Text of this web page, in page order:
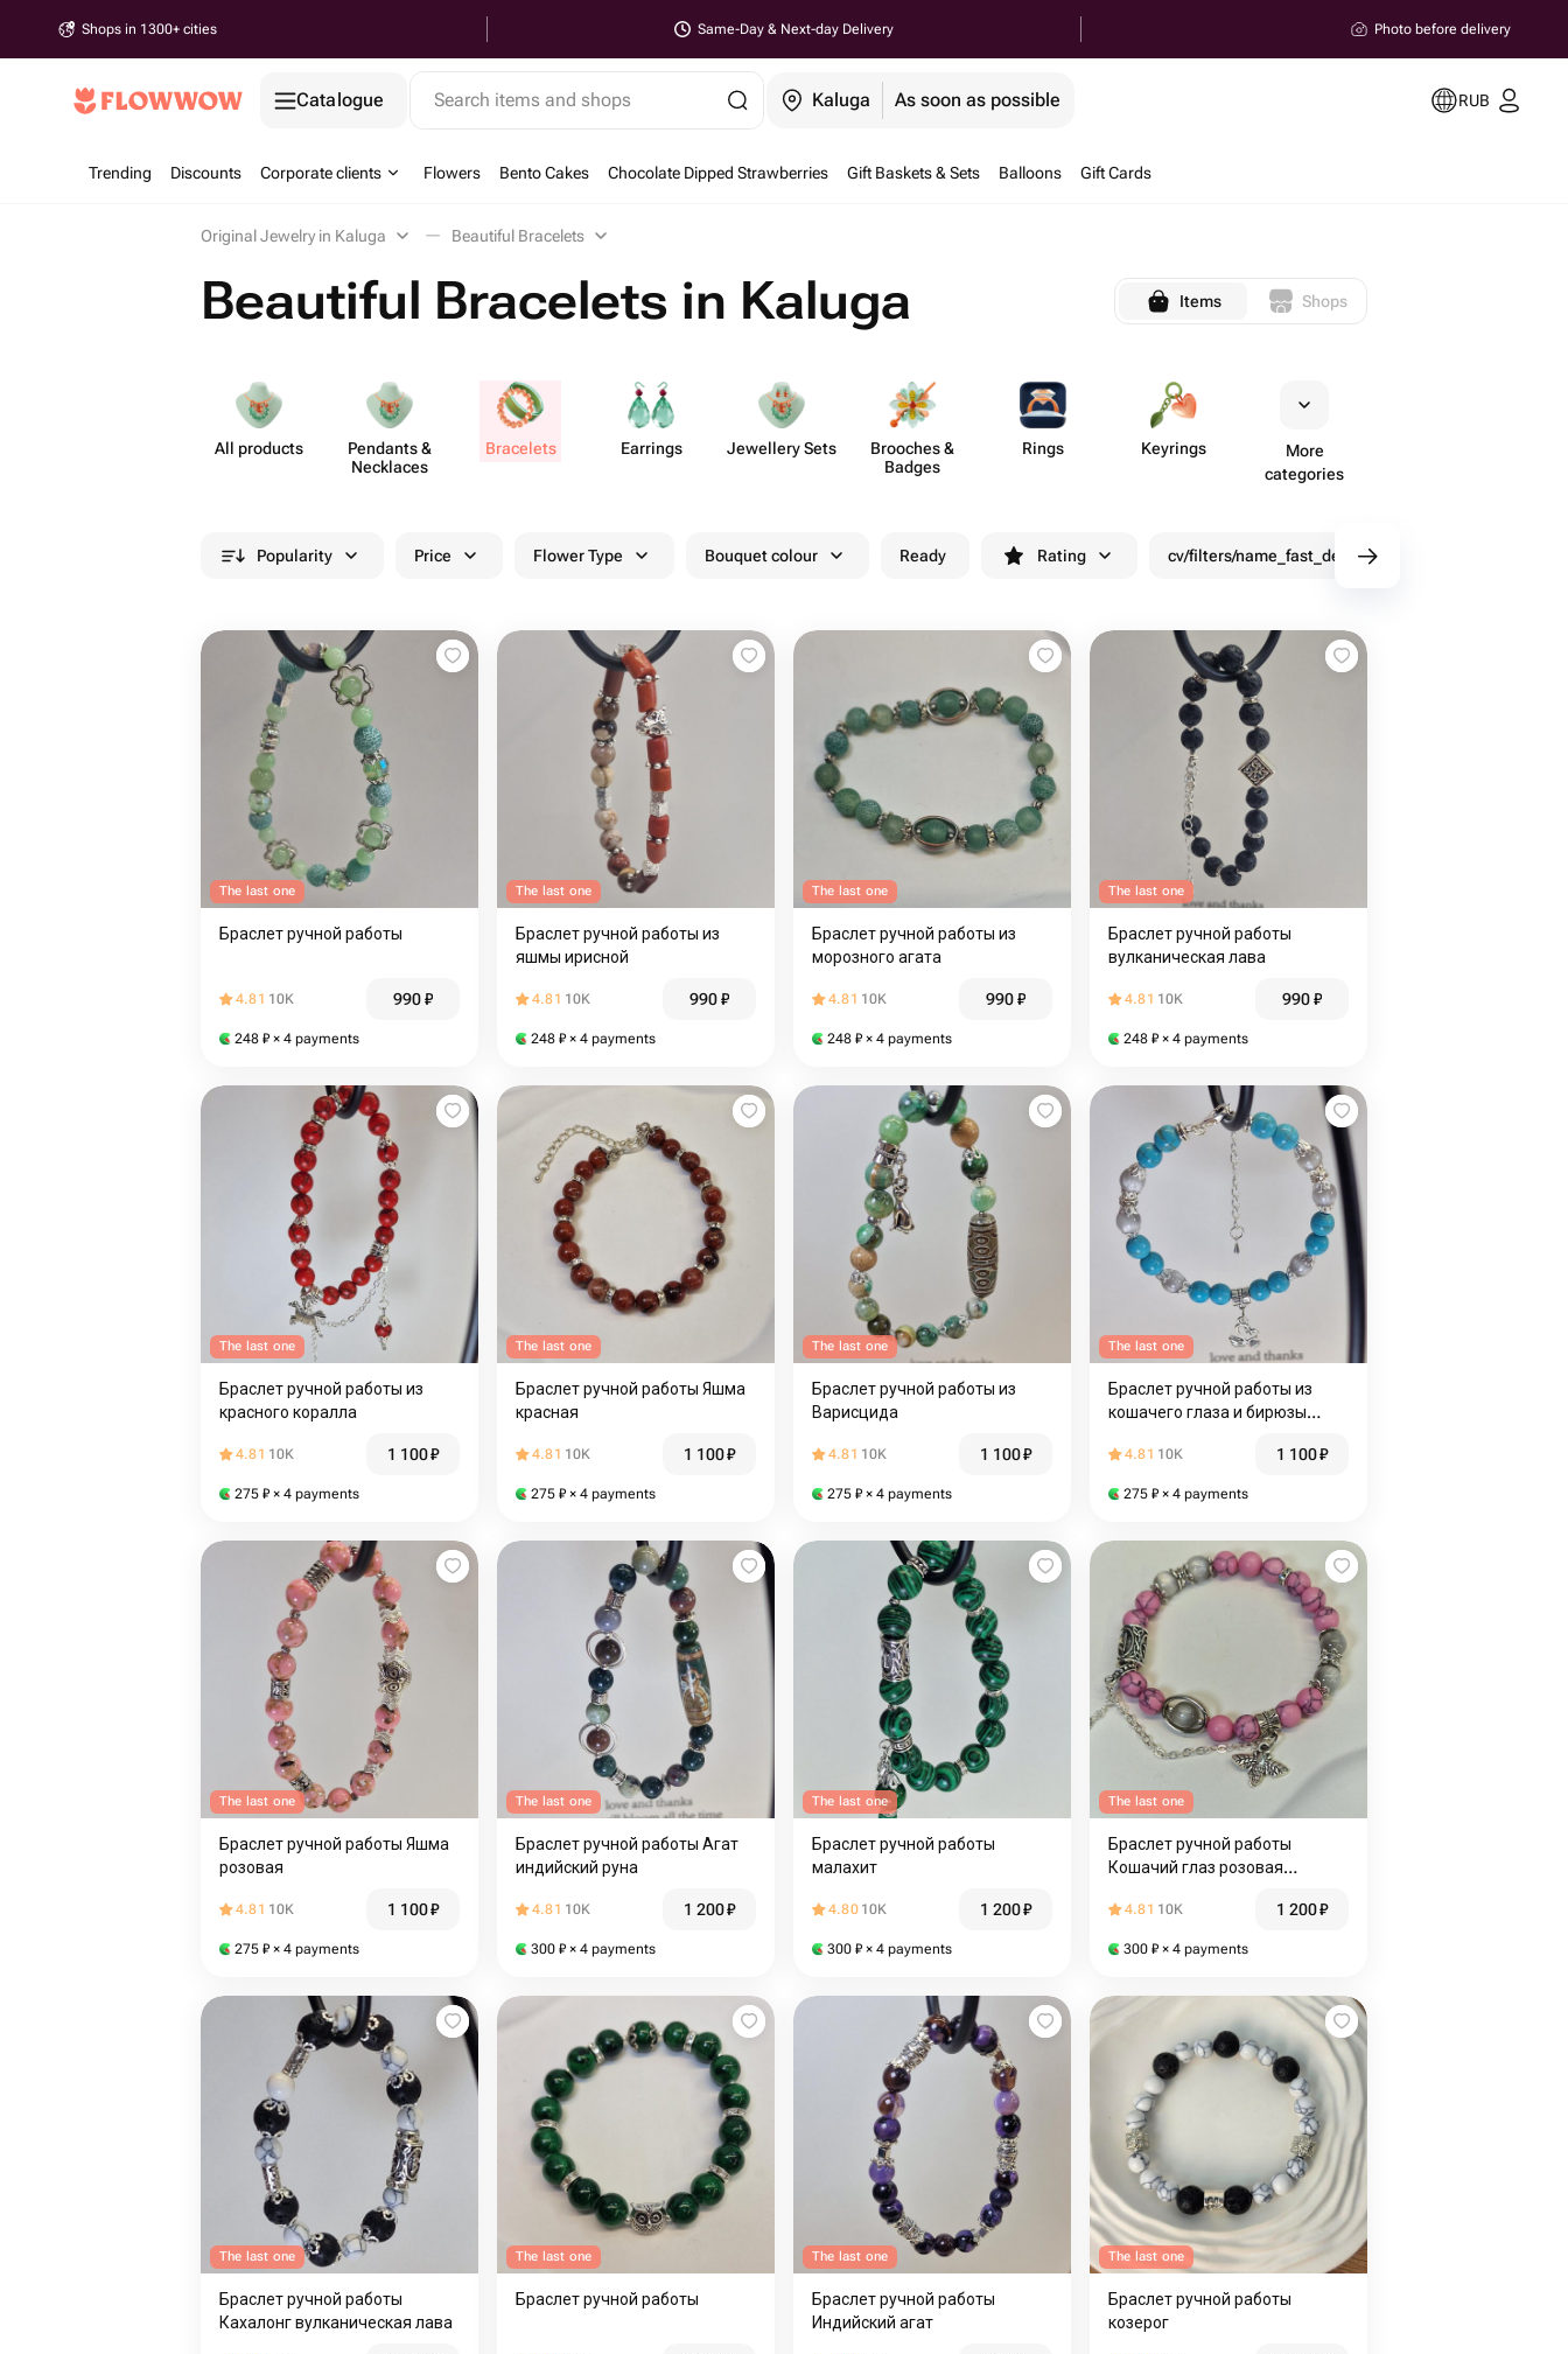
Shops in 1300+ cities Same-Day & Next-day Delivery Photo before delivery
Catalogue Search items and shops Kaluga As soon as possible RUB
Trending Discounts Corporate clients Flowers Bento Cakes Chocolate Dipped Strawberries Gift Baskets & Sets Balloons Gift Cards
Original Jewelry in Kaluga Beautiful Bracelets
Beautiful Bracelets in Kaluga Items Shops
All products
Pendants &
Necklaces
Bracelets Earrings Jewellery Sets
Brooches &
Badges
Rings Keyrings
More
categories
Popularity Price Flower Type Bouquet colour Ready Rating cv/filters/name_fast_delivery
The last one
Браслет ручной работы
4.81 10K 990₽
248 ₽ × 4 payments
The last one
Браслет ручной работы из
яшмы ирисной
4.81 10K 990₽
248 ₽ × 4 payments
The last one
Браслет ручной работы из
морозного агата
4.81 10K 990₽
248 ₽ × 4 payments
The last one
Браслет ручной работы
вулканическая лава
4.81 10K 990₽
248 ₽ × 4 payments
The last one
Браслет ручной работы из
красного коралла
4.81 10K 1 100₽
275 ₽ × 4 payments
The last one
Браслет ручной работы Яшма
красная
4.81 10K 1 100₽
275 ₽ × 4 payments
The last one
Браслет ручной работы из
Варисцида
4.81 10K 1 100₽
275 ₽ × 4 payments
The last one
Браслет ручной работы из
кошачего глаза и бирюзы
4.81 10K 1 100₽
275 ₽ × 4 payments
The last one
Браслет ручной работы Яшма
розовая
4.81 10K 1 100₽
275 ₽ × 4 payments
The last one
Браслет ручной работы Агат
индийский руна
4.81 10K 1 200₽
300 ₽ × 4 payments
The last one
Браслет ручной работы
малахит
4.80 10K 1 200₽
300 ₽ × 4 payments
The last one
Браслет ручной работы
Кошачий глаз розовая
4.81 10K 1 200₽
300 ₽ × 4 payments
The last one
Браслет ручной работы
Кахалонг вулканическая лава
The last one
Браслет ручной работы
The last one
Браслет ручной работы
Индийский агат
The last one
Браслет ручной работы
козерог